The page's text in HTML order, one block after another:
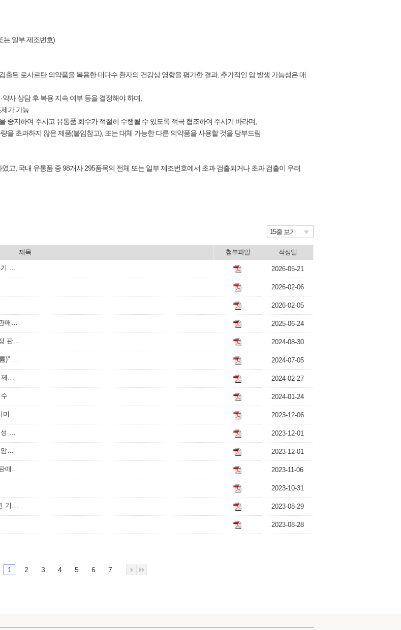
는 일부 제조번호)
된 로사르탄 의약품을 복용한 대다수 환자의 건강상 영향을 평가한 결과, 추가적인 암 발생 가능성은 매
사 상담 후 복용 지속 여부 등을 결정해야 하며,
가 가능
지하여 주시고 유통품 회수가 적절히 수행될 수 있도록 적극 협조하여 주시기 바라며,
을 초과하지 않은 제품(붙임참고), 또는 대체 가능한 다른 의약품을 사용할 것을 당부드림
고, 국내 유통품 중 98개사 295품목의 전체 또는 일부 제조번호에서 초과 검출되거나 초과 검출이 우려
15줄 보기
제목 첨부파일 작성일
미래바이오제약(주)에 대한 잠정 출하 중지 또는 회수·폐기 등 명령하고, 속보 배포 2026-05-21
2026-02-06
2026-02-05
한국화이자제약(주) "프리베나20프리필드시린지" 잠정 판매사용중지 조치 2025-06-24
㈜글락소스미스클라인 "부스트릭스프리필드시린지" 잠정 판매·사용 중지 조치 2024-08-30
㈜유영제약 “아트리플러스주(프리필드)(히알루론산나트륨)” 잠정 판매·사용 중지 2024-07-05
‘록소리스정(록소프로펜나트륨수화물)’등 2개 품목 잠정 제조·판매·사용 중지 2024-02-27
2024-01-24
독감치료제(오셀타미비르, 발록사비르, 페라미비르, 자나미비르 성분 제제) 처방‧투여 시 주의사항 2023-12-06
뇌전증치료제 '레비티라세탐’및‘클로바잠’성분 제제 안전성 정보 2023-12-01
첨단바이오의약품(키메라 항원 수용체 T세포(CAR-T) 항암제) 안전성 정보 2023-12-01
한국신텍스제약㈜ 제조 ‘온장환’ 등 6개 품목 잠정 제조·판매 중지 및 회수 조치 2023-11-06
2023-10-31
한국다케다제약(주), 애드베이트주, 릭수비스주에 동봉된 기구 교체 안내 2023-08-29
2023-08-28
1 2 3 4 5 6 7